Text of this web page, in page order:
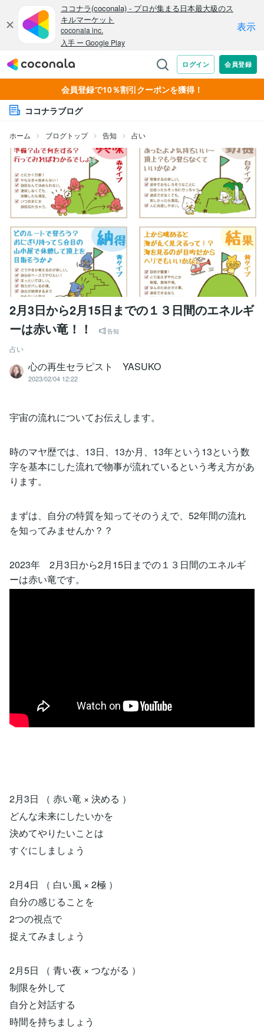
会員登録で10％割引クーポンを獲得！
ココナラブログ
ホーム ブログトップ 告知 占い
2月3日から2月15日までの１３日間のエネルギ
ーは赤い竜！！
告知
占い
心の再生セラピスト YASUKO
2023/02/04 12:22
宇宙の流れについてお伝えします。
時のマヤ歴では、13日、13か月、13年という13という数
字を基本にした流れで物事が流れているという考え方があ
ります。
まずは、自分の特質を知ってそのうえで、52年間の流れ
を知ってみませんか？？
2023年 2月3日から2月15日までの１３日間のエネルギ
ーは赤い竜です。
2月3日 （ 赤い竜 × 決める ）
どんな未来にしたいかを
決めてやりたいことは
すぐにしましょう
2月4日 （ 白い風 × 2極 ）
自分の感じることを
2つの視点で
捉えてみましょう
2月5日 （ 青い夜 × つながる ）
制限を外して
自分と対話する
時間を持ちましょう